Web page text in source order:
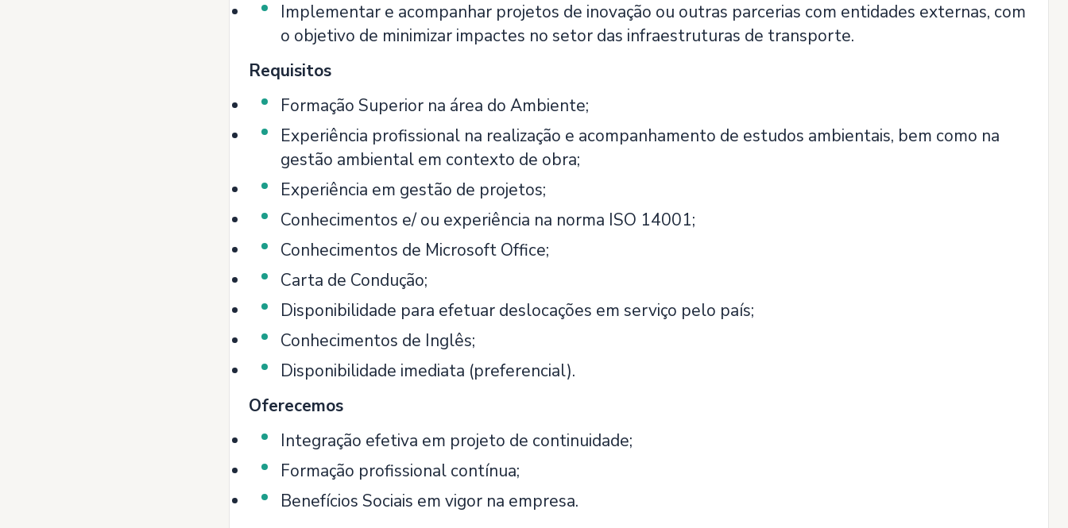
Implementar e acompanhar projetos de inovação ou outras parcerias com entidades externas, com
o objetivo de minimizar impactes no setor das infraestruturas de transporte.
Requisitos
Formação Superior na área do Ambiente;
Experiência profissional na realização e acompanhamento de estudos ambientais, bem como na
gestão ambiental em contexto de obra;
Experiência em gestão de projetos;
Conhecimentos e/ ou experiência na norma ISO 14001;
Conhecimentos de Microsoft Office;
Carta de Condução;
Disponibilidade para efetuar deslocações em serviço pelo país;
Conhecimentos de Inglês;
Disponibilidade imediata (preferencial).
Oferecemos
Integração efetiva em projeto de continuidade;
Formação profissional contínua;
Benefícios Sociais em vigor na empresa.